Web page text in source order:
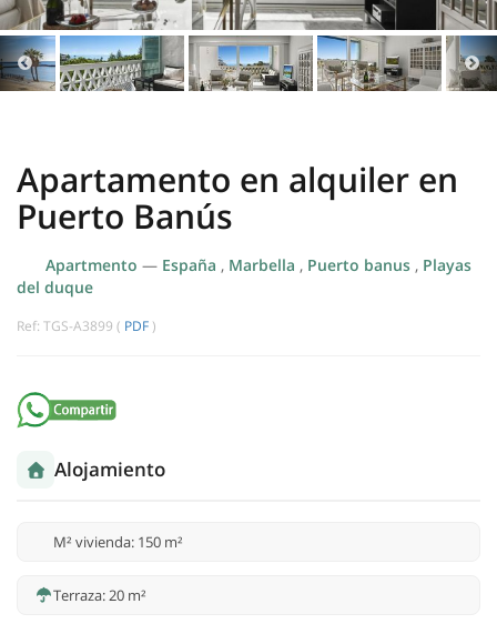
Apartamento en alquiler en
Puerto Banús
Apartmento — España , Marbella , Puerto banus , Playas
del duque
Ref: TGS-A3899 ( PDF )
Alojamiento
M² vivienda: 150 m²
Terraza: 20 m²